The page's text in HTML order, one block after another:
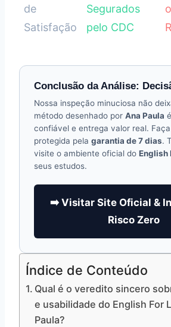
de
Satisfação
Segurados
pelo CDC
Conclusão da Análise:
Nossa inspeção minuciosa não
método desenhado por Ana Paula
confiável e entrega valor real.
protegida pela garantia de 7 dias.
visite o ambiente oficial do English
seus estudos.
➡️ Visitar Site Oficial &
Risco Zero
Índice de Conteúdo
Qual é o veredito sincero
e usabilidade do English For
Paula?